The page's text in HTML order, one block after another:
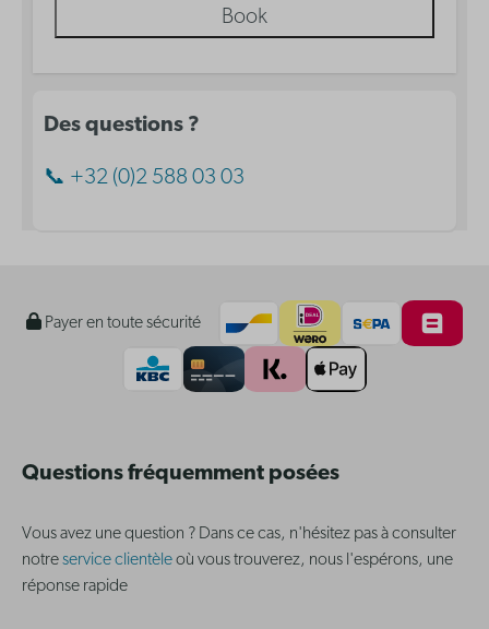
Book
Des questions ?
📞 +32 (0)2 588 03 03
Payer en toute sécurité
Questions fréquemment posées
Vous avez une question ? Dans ce cas, n'hésitez pas à consulter
notreservice clientèleoù vous trouverez, nous l'espérons, une
réponse rapide